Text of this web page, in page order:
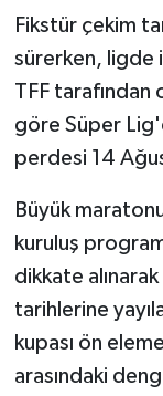
Fikstür çekim
sürerken, ligde
TFF tarafından
göre Süper
perdesi 14
Büyük
kuruluş
dikkate
tarihlerine
kupası ön
arasındaki
TEKNOLOJİ
TÜRKİYE
YAŞAM